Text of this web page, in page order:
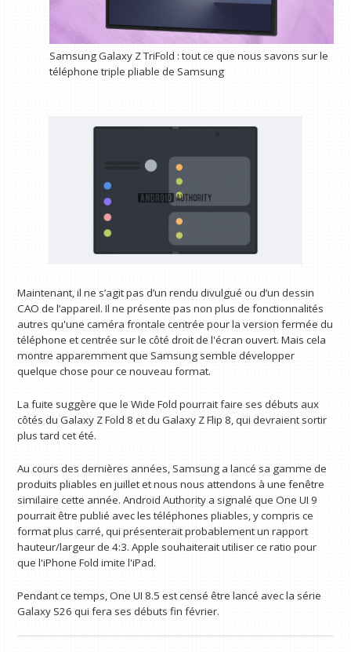
Samsung Galaxy Z TriFold : tout ce que nous savons sur le
téléphone triple pliable de Samsung
Maintenant, il ne s’agit pas d’un rendu divulgué ou d’un dessin
CAO de l’appareil. Il ne présente pas non plus de fonctionnalités
autres qu'une caméra frontale centrée pour la version fermée du
téléphone et centrée sur le côté droit de l'écran ouvert. Mais cela
montre apparemment que Samsung semble développer
quelque chose pour ce nouveau format.
La fuite suggère que le Wide Fold pourrait faire ses débuts aux
côtés du Galaxy Z Fold 8 et du Galaxy Z Flip 8, qui devraient sortir
plus tard cet été.
Au cours des dernières années, Samsung a lancé sa gamme de
produits pliables en juillet et nous nous attendons à une fenêtre
similaire cette année. Android Authority a signalé que One UI 9
pourrait être publié avec les téléphones pliables, y compris ce
format plus carré, qui présenterait probablement un rapport
hauteur/largeur de 4:3. Apple souhaiterait utiliser ce ratio pour
que l'iPhone Fold imite l'iPad.
Pendant ce temps, One UI 8.5 est censé être lancé avec la série
Galaxy S26 qui fera ses débuts fin février.